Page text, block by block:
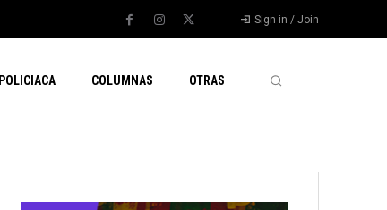
Sign in / Join
POLICIACA COLUMNAS OTRAS